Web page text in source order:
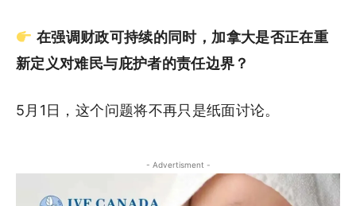
在强调财政可持续的同时，加拿大是否正在重
新定义对难民与庇护者的责任边界？
5月1日，这个问题将不再只是纸面讨论。
- Advertisment -